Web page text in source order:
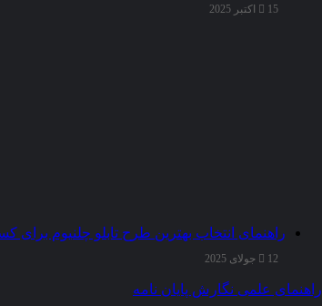
15 اکتبر 2025
راهنمای انتخاب بهترین طرح تابلو چلنیوم برای
12 جولای 2025
راهنمای علمی نگارش پایان نامه